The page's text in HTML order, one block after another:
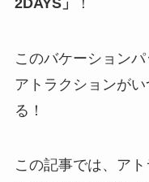
このバケーション
アトラクションが
る！
この記事では、ア